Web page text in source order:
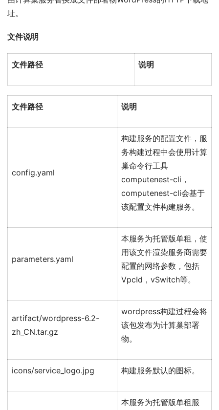
址。
文件说明
文件路径 说明
文件路径 说明
config.yaml
构建服务的配置文件，服
务构建过程中会使用计算
巢命令行工具
computenest-cli，
computenest-cli会基于
该配置文件构建服务。
parameters.yaml
本服务为托管版单租，使
用该文件渲染服务商需要
配置的网络参数，包括
VpcId，vSwitch等。
artifact/wordpress-6.2-
zh_CN.tar.gz
wordpress构建过程会将
该包发布为计算巢部署
物。
icons/service_logo.jpg 构建服务默认的图标。
本服务为托管版单租服